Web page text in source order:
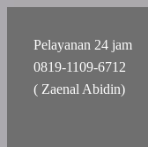
Pelayanan 24 jam
0819-1109-6712
( Zaenal Abidin)